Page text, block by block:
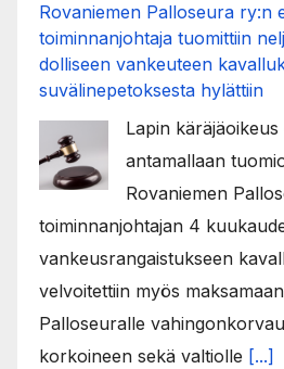
Rovaniemen Palloseura ry:n
toiminnanjohtaja tuo­mit­tiin
dol­li­seen van­keu­teen
su­vä­li­ne­pe­tok­ses­ta hy­lät­tiin
Lapin käräjäoikeus
antamallaan
Rovaniemen
toiminnanjohtajan 4
vankeusrangaistukseen
velvoitettiin myös
Palloseuralle
korkoineen sekä valtiolle [...]